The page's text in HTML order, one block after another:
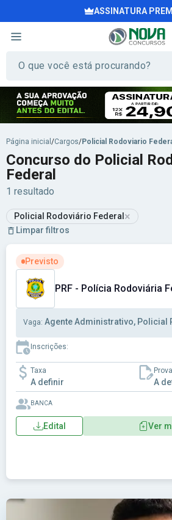
ASSINATURA
Página inicial /Cargos/Policial Rodoviario
Concurso do Policial
Federal
1 resultado
Policial Rodoviário Federal ×
Limpar filtros
Ver concurso: PRF - Polícia
Previsto
PRF - Polícia Rodoviária
Vaga: Agente Administrativo, Policial
Inscrições:
Taxa
A definir
Prova
A
BANCA
Edital Ver